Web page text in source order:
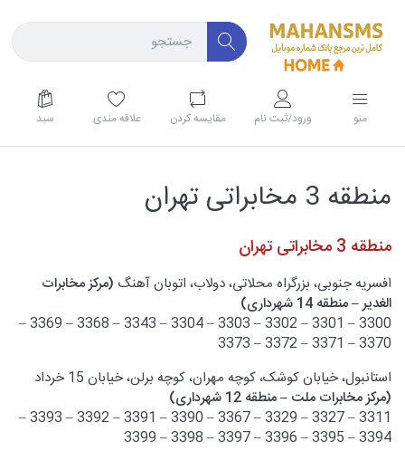
منو ورود/ثبت نام مقايسه كردن علاقه مندی سبد
منطقه 3 مخابراتی تهران
منطقه 3 مخابراتی تهران
افسریه جنوبی، بزرگراه محلاتی، دولاب، اتوبان آهنگ (مرکز مخابرات
الغدیر – منطقه 14 شهرداری)
3300 – 3301 – 3302 – 3303 – 3304 – 3343 – 3368 – 3369 –
3370 – 3371 – 3372 – 3373
استانبول، خیابان کوشک، کوچه مهران، کوچه برلن، خیابان 15 خرداد
(مرکز مخابرات ملت – منطقه 12 شهرداری)
3311 – 3327 – 3329 – 3367 – 3390 – 3391 – 3392 – 3393 –
3394 – 3395 – 3396 – 3397 – 3398 – 3399